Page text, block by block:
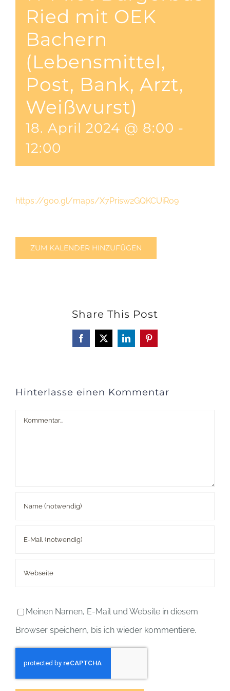
Ried mit OEK
Bachern
(Lebensmittel,
Post, Bank, Arzt,
Weißwurst)
18. April 2024 @ 8:00 -
12:00
https://goo.gl/maps/X7Prisw2GQKCUiRo9
ZUM KALENDER HINZUFÜGEN
Share This Post
Facebook
X LinkedInPinterest
Hinterlasse einen Kommentar
Kommentar
Meinen Namen, E-Mail und Website in diesem
Browser speichern, bis ich wieder kommentiere.